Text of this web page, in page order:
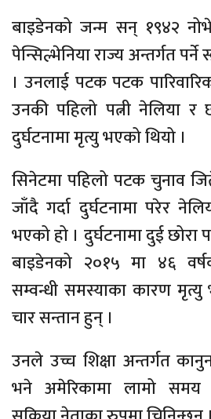
बाइडेनको जन्म सन् १९४२
पेन्सिल्भेनिया राज्य अन्तर्गत
। उनलाई पटक पटक
उनकी पहिलो पत्नी नेलिया र
दुर्घटनामा मृत्यु भएको थियो ।
सिनेटमा पहिलो पटक चुनाव
जाँदै गर्दा दुर्घटनामा परेर
भएको हो । दुर्घटनामा दुई छोरा
बाइडेनको २०१५ मा ४६
सम्वन्धी समस्याका कारण
चार सन्तान हुन् ।
उनले उच्च शिक्षा अन्तर्गत
भने अमेरिकामा लामो समय